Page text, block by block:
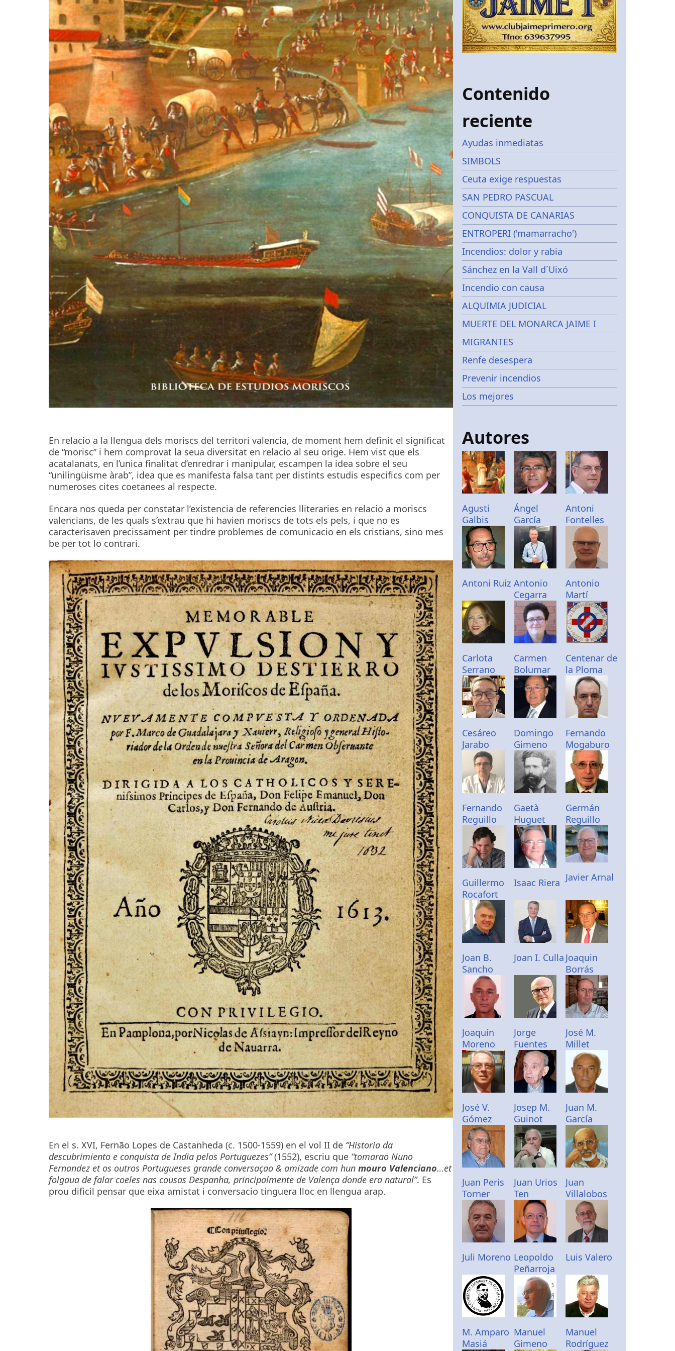
En relacio a la llengua dels moriscs del territori valencia, de moment hem definit el significat
de “morisc” i hem comprovat la seua diversitat en relacio al seu orige. Hem vist que els
acatalanats, en l’unica finalitat d’enredrar i manipular, escampen la idea sobre el seu
“unilingüisme àrab”, idea que es manifesta falsa tant per distints estudis especifics com per
numeroses cites coetanees al respecte.
Encara nos queda per constatar l’existencia de referencies lliteraries en relacio a moriscs
valencians, de les quals s’extrau que hi havien moriscs de tots els pels, i que no es
caracterisaven precissament per tindre problemes de comunicacio en els cristians, sino mes
be per tot lo contrari.
En el s. XVI, Fernão Lopes de Castanheda (c. 1500-1559) en el vol II de “Historia da
descubrimiento e conquista de India pelos Portuguezes”(1552), escriu que “tomarao Nuno
Fernandez et os outros Portugueses grande conversaçao & amizade com hun mouro Valenciano…et
folgaua de falar coeles nas cousas Despanha, principalmente de Valença donde era natural”. Es
prou dificil pensar que eixa amistat i conversacio tinguera lloc en llengua arap.
Contenido
reciente
Ayudas inmediatas
SIMBOLS
Ceuta exige respuestas
SAN PEDRO PASCUAL
CONQUISTA DE CANARIAS
ENTROPERI ('mamarracho')
Incendios: dolor y rabia
Sánchez en la Vall d´Uixó
Incendio con causa
ALQUIMIA JUDICIAL
MUERTE DEL MONARCA JAIME I
MIGRANTES
Renfe desespera
Prevenir incendios
Los mejores
Autores
Agusti
Galbis
Ángel
García
Antoni
Fontelles
Antoni Ruiz Antonio
Cegarra
Antonio
Martí
Carlota
Serrano
Carmen
Bolumar
Centenar de
la Ploma
Cesáreo
Jarabo
Domingo
Gimeno
Fernando
Mogaburo
Fernando
Reguillo
Gaetà
Huguet
Germán
Reguillo
Guillermo
Rocafort
Isaac Riera Javier Arnal
Joan B.
Sancho
Joan I. Culla Joaquin
Borrás
Joaquín
Moreno
Jorge
Fuentes
José M.
Millet
José V.
Gómez
Josep M.
Guinot
Juan M.
García
Juan Peris
Torner
Juan Urios
Ten
Juan
Villalobos
Juli Moreno Leopoldo
Peñarroja
Luis Valero
M. Amparo
Masiá
Manuel
Gimeno
Manuel
Rodríguez